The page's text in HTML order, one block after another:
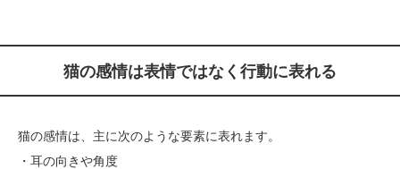
猫の感情は表情ではなく行動に表れる
猫の感情は、主に次のような要素に表れます。
・耳の向きや角度